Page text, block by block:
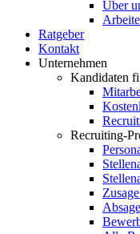
Über
Ratgeber
Kontakt
Unternehmen
Kandidaten
Recruiting-